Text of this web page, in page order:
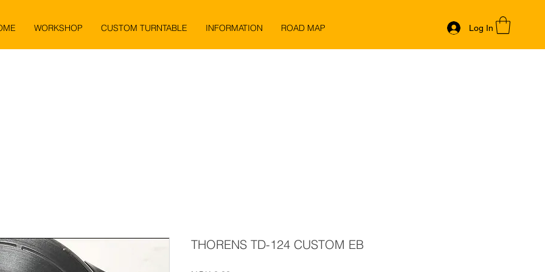
WORKSHOP CUSTOM TURNTABLE INFORMATION ROAD MAP Log In
THORENS TD-124 CUSTOM EB